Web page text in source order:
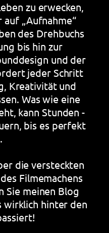
zu erwecken,
auf „Aufnahme“
des Drehbuchs
bis hin zur
und der
jeder Schritt
Kreativität und
Was wie eine
kann Stunden -
bis es perfekt
die versteckten
Filmemachens
Sie meinen Blog
wirklich hinter den